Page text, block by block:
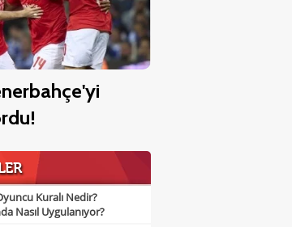
Kuralı Nedir?
Nasıl Uygulanıyor?